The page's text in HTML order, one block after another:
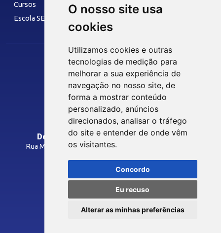
O nosso site usa
cookies
Utilizamos cookies e outras
tecnologias de medição para
melhorar a sua experiência de
navegação no nosso site, de
forma a mostrar conteúdo
personalizado, anúncios
direcionados, analisar o tráfego
do site e entender de onde vêm
os visitantes.
Concordo
Eu recuso
Alterar as minhas preferências
Cursos
Escola SESI
Siga nossas Redes Sociais
INTRANET
Departamento Regional do SESI/PB
Rua Manoel Gonçalves Guimarães, 195 - José Pinheiro
Como Chegar
© 2026 FIEPB
Termos de Uso